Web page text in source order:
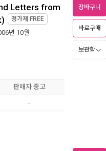
Letters from
정가제 FREE
년 10월
장바구니
바로구매
보관함
판매자 중고
-